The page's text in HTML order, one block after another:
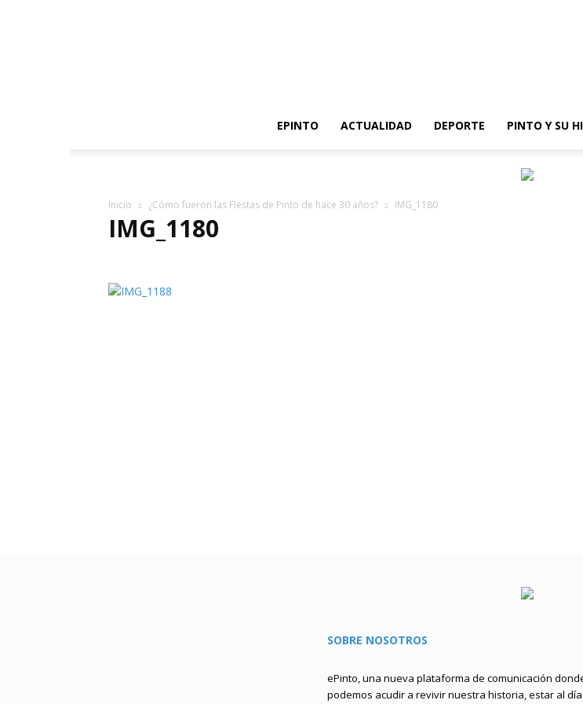
EPINTO
ACTUALIDAD DEPORTE PINTO Y SU
Inicio ¿Cómo fueron las Fiestas de Pinto de hace 30 años? IMG_1180
IMG_1180
SOBRE NOSOTROS
ePinto, una nueva plataforma de comunicación
podemos acudir a revivir nuestra historia, estar al